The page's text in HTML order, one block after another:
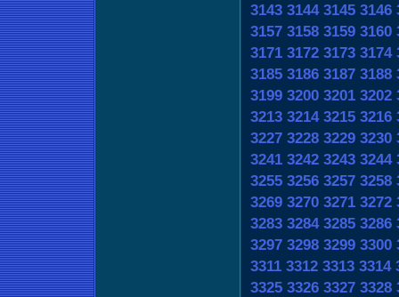
3143 3144 3145 3146
3157 3158 3159 3160
3171 3172 3173 3174
3185 3186 3187 3188
3199 3200 3201 3202
3213 3214 3215 3216
3227 3228 3229 3230
3241 3242 3243 3244
3255 3256 3257 3258
3269 3270 3271 3272
3283 3284 3285 3286
3297 3298 3299 3300
3311 3312 3313 3314
3325 3326 3327 3328